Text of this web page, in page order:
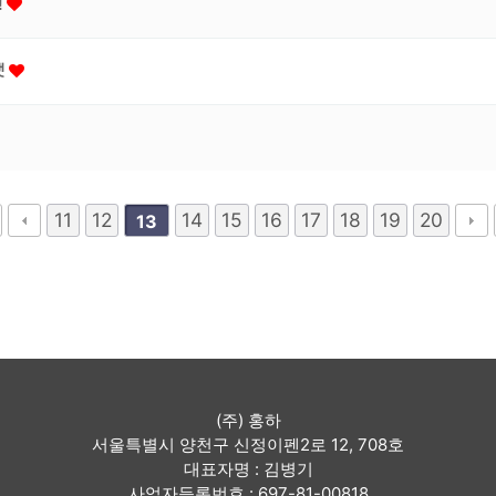
11 12 13 14 15 16 17 18 19 20
(주) 홍하
서울특별시 양천구 신정이펜2로 12, 708호
대표자명 : 김병기